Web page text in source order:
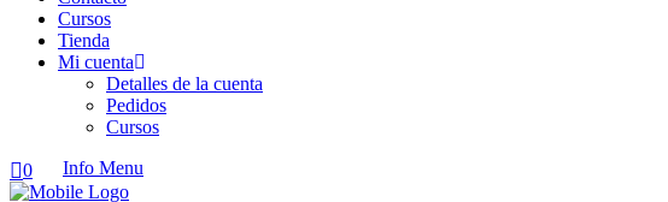
Cursos
Tienda
Mi cuenta
Detalles de la cuenta
Pedidos
Cursos
0 Info Menu